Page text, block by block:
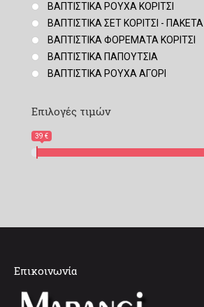
ΒΑΠΤΙΣΤΙΚΑ ΡΟΥΧΑ ΚΟΡΙΤΣΙ
ΒΑΠΤΙΣΤΙΚΑ ΣΕΤ ΚΟΡΙΤΣΙ - ΠΑΚΕΤΑ
ΒΑΠΤΙΣΤΙΚΑ ΦΟΡΕΜΑΤΑ ΚΟΡΙΤΣΙ
ΒΑΠΤΙΣΤΙΚΑ ΠΑΠΟΥΤΣΙΑ
ΒΑΠΤΙΣΤΙΚΑ ΡΟΥΧΑ ΑΓΟΡΙ
Επιλογές τιμών
39 €
Επικοινωνία